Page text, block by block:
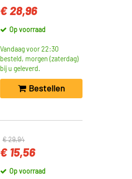
€ 28,96
Op voorraad
Vandaag voor 22:30
besteld, morgen (zaterdag)
bij u geleverd.
Bestellen
€ 29,94
€ 15,56
Op voorraad